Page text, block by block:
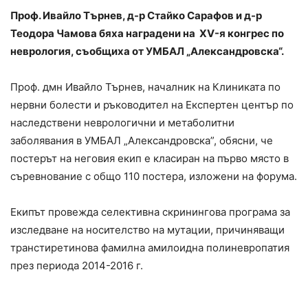
Проф. Ивайло Търнев, д-р Стайко Сарафов и д-р
Теодора Чамова бяха наградени на XV-я конгрес по
неврология, съобщиха от УМБАЛ „Александровска“.
Проф. дмн Ивайло Търнев, началник на Клиниката по
нервни болести и ръководител на Експертен център по
наследствени неврологични и метаболитни
заболявания в УМБАЛ „Александровска”, обясни, че
постерът на неговия екип е класиран на първо място в
съревнование с общо 110 постера, изложени на форума.
Екипът провежда селективна скринингова програма за
изследване на носителство на мутации, причиняващи
транстиретинова фамилна амилоидна полиневропатия
през периода 2014-2016 г.